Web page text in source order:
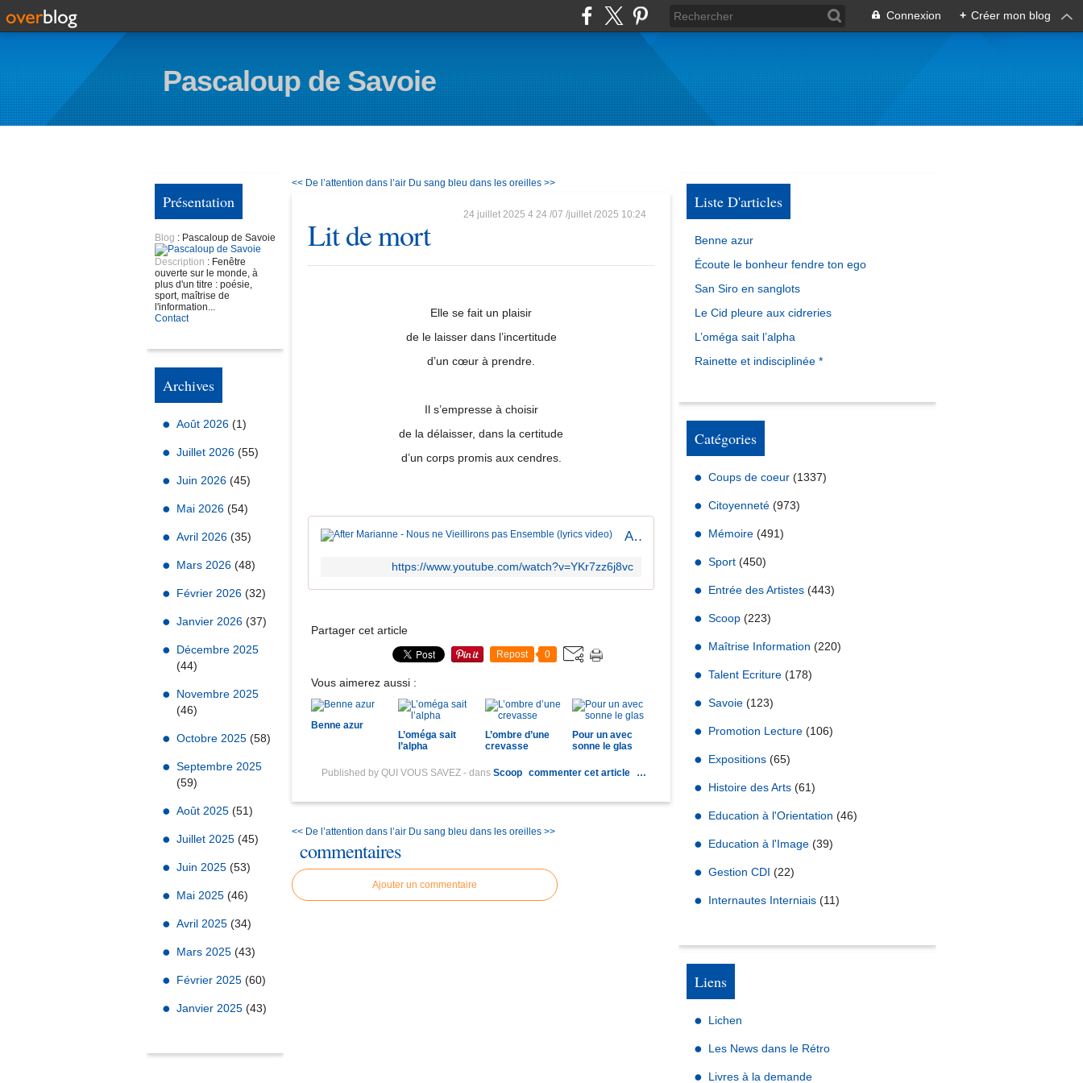
Connexion + Créer mon blog
Pascaloup de Savoie
Présentation
Blog : Pascaloup de Savoie
Description : Fenêtre
ouverte sur le monde, à
plus d'un titre : poésie,
sport, maîtrise de
l'information...
Contact
Archives
Août 2026 (1)
Juillet 2026 (55)
Juin 2026 (45)
Mai 2026 (54)
Avril 2026 (35)
Mars 2026 (48)
Février 2026 (32)
Janvier 2026 (37)
Décembre 2025
(44)
Novembre 2025
(46)
Octobre 2025 (58)
Septembre 2025
(59)
Août 2025 (51)
Juillet 2025 (45)
Juin 2025 (53)
Mai 2025 (46)
Avril 2025 (34)
Mars 2025 (43)
Février 2025 (60)
Janvier 2025 (43)
<< De l’attention dans l’air Du sang bleu dans les oreilles >>
24 juillet 2025 4 24 /07 /juillet /2025 10:24
Lit de mort
Elle se fait un plaisir
de le laisser dans l’incertitude
d’un cœur à prendre.
Il s’empresse à choisir
de la délaisser, dans la certitude
d’un corps promis aux cendres.
After Marianne - Nous ne Vieillirons pas Ensemble (lyrics video)
https://www.youtube.com/watch?v=YKr7zz6j8vc
Partager cet article
Repost 0
Vous aimerez aussi :
Benne azur
L’oméga sait
l’alpha
L’ombre d’une
crevasse
Pour un avec
sonne le glas
Published by QUI VOUS SAVEZ - dans Scoop commenter cet article …
<< De l’attention dans l’air Du sang bleu dans les oreilles >>
commentaires
Ajouter un commentaire
Liste D'articles
Benne azur
Écoute le bonheur fendre ton ego
San Siro en sanglots
Le Cid pleure aux cidreries
L’oméga sait l’alpha
Rainette et indisciplinée *
Catégories
Coups de coeur (1337)
Citoyenneté (973)
Mémoire (491)
Sport (450)
Entrée des Artistes (443)
Scoop (223)
Maîtrise Information (220)
Talent Ecriture (178)
Savoie (123)
Promotion Lecture (106)
Expositions (65)
Histoire des Arts (61)
Education à l'Orientation (46)
Education à l'Image (39)
Gestion CDI (22)
Internautes Interniais (11)
Liens
Lichen
Les News dans le Rétro
Livres à la demande